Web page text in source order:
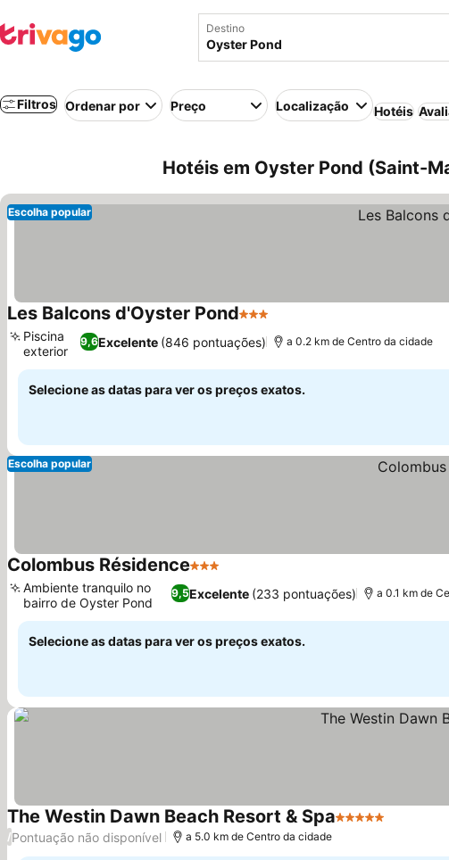
Destino
Filtros Ordenar por Preço Localização Hotéis
Hotéis em Oyster Pond (Saint-
Escolha popular
Les Balcons d'Oyster Pond3 Estrelas
9,6Excelente (846 pontuações)
Piscina
exterior
a 0.2 km de Centro da cidade
Selecione as datas para ver os preços exatos.
Escolha popular
Colombus Résidence3 Estrelas
9,5Excelente (233 pontuações)
Ambiente tranquilo no
bairro de Oyster Pond
a 0.1 km de
Selecione as datas para ver os preços exatos.
The Westin Dawn Beach Resort & Spa5 Estrelas
/Pontuação não disponível a 5.0 km de Centro da cidade